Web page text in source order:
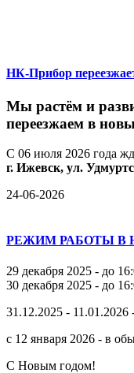
НК-Прибор
Мы растём и
переезжаем в
С 06 июля 2026 года
г. Ижевск, ул.
24-06-2026
РЕЖИМ РАБОТЫ В
29 декабря 2025 - до
30 декабря 2025 - до
31.12.2025 -
с 12 января 2026 - в
С Новым годом!